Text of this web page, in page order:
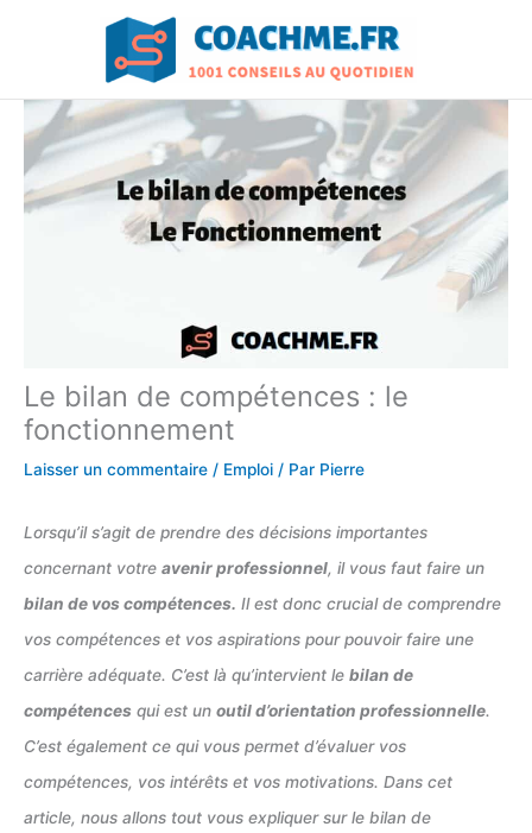
Le bilan de compétences : le
fonctionnement
Laisser un commentaire / Emploi / Par Pierre
Lorsqu’il s’agit de prendre des décisions importantes
concernant votre avenir professionnel, il vous faut faire un
bilan de vos compétences. Il est donc crucial de comprendre
vos compétences et vos aspirations pour pouvoir faire une
carrière adéquate. C’est là qu’intervient le bilan de
compétences qui est un outil d’orientation professionnelle.
C’est également ce qui vous permet d’évaluer vos
compétences, vos intérêts et vos motivations. Dans cet
article, nous allons tout vous expliquer sur le bilan de